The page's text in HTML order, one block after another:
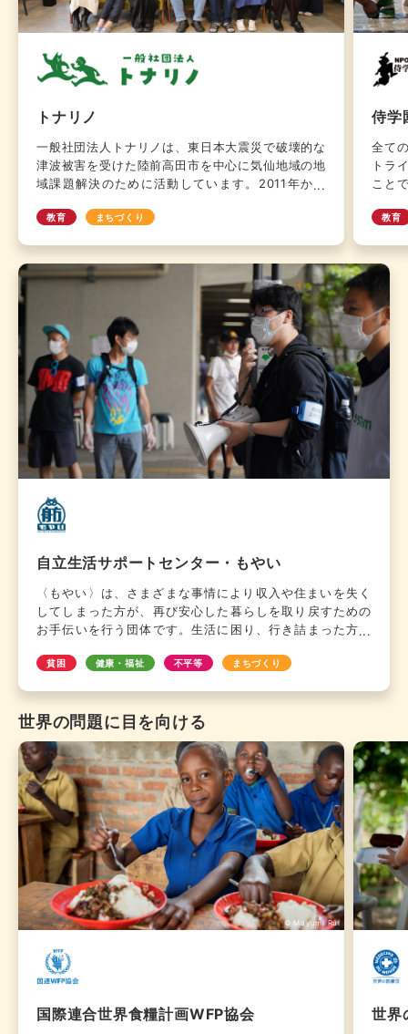
トナリノ
一般社団法人トナリノは、東日本大震災で破壊的な
津波被害を受けた陸前高田市を中心に気仙地域の地
域課題解決のために活動しています。2011年から
TAKATA」として震災からの復興と発展に寄与する
を解決するしくみをつくる」に進めるために2020
年6月1日に法人名を『一般社団法人 トナリノ』
に変更し活動を加速化させています。
教育 まちづくり
侍学
全て
トラ
こと
「生
にま
あり
を、
を投
てい
教育
自立生活サポートセンター・もやい
〈もやい〉は、さまざまな事情により収入や住まいを失く
してしまった方が、再び安心した暮らしを取り戻すための
お手伝いを行う団体です。生活に困り、行き詰まった方々
願いいたします。私たち〈もやい〉は、2001年の設立以
4,000件におよぶ相談（対面・電話を含む）や年間約200
件の福祉事務所への付き添いサポート、アパート入居後の
孤立を防ぐためのカフェやコーヒー焙煎、畑作業などのさ
まざまな居場所づくりを行うほか、国や地方自治体などの
公的機関に対し、現場から見えてきたことをもとに政策提
言も行っています。
貧困 健康・福祉 不平等 まちづくり
世界の問題に目を向ける
© Mayumi Rui
国際連合世界食糧計画WFP協会 世界